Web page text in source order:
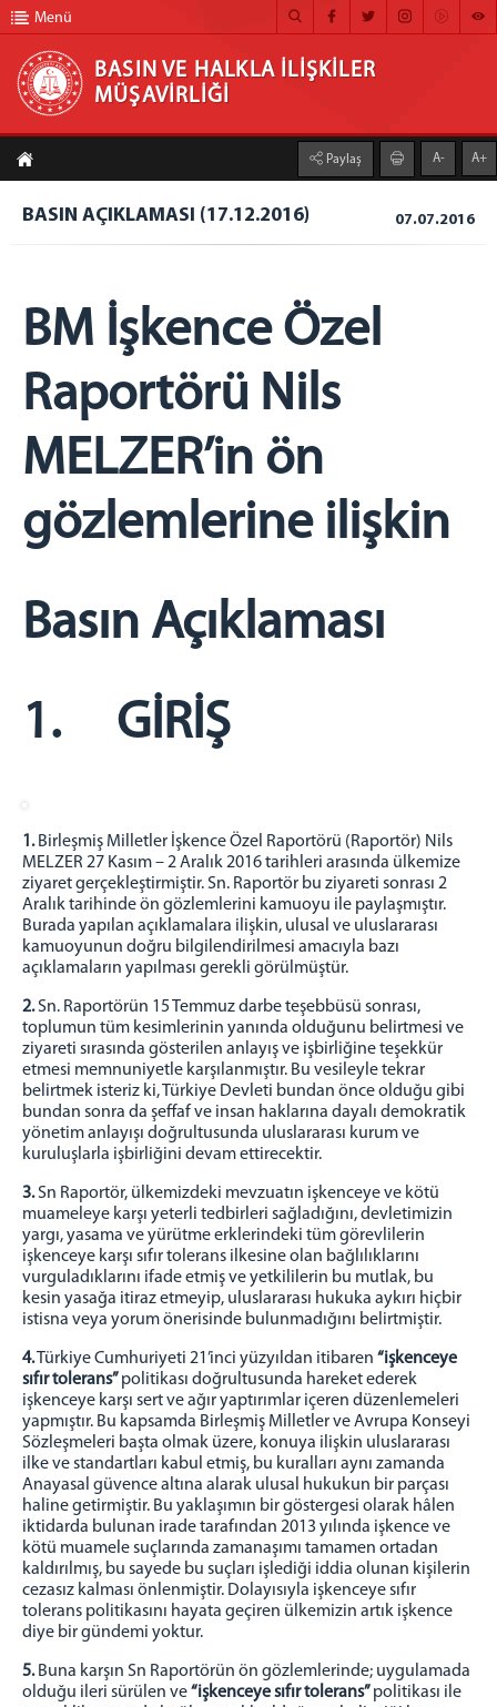
BASIN VE HALKLA İLİŞKİLER MÜŞAVİRLİĞİ
ANA SAYFA
MÜŞAVİRLİĞİMİZ
FOTOĞRAF ARŞİVİ
GÖRÜNTÜLÜ HABER
BÜLTEN
İLETİŞİM
Menü
BASIN VE HALKLA İLİŞKİLER
MÜŞAVİRLİĞİ
Paylaş A- A+
BASIN AÇIKLAMASI (17.12.2016) 07.07.2016
BM İşkence Özel
Raportörü Nils
MELZER’in ön
gözlemlerine ilişkin
Basın Açıklaması
1. GİRİŞ
1.Birleşmiş Milletler İşkence Özel Raportörü (Raportör) Nils
MELZER 27 Kasım – 2 Aralık 2016 tarihleri arasında ülkemize
ziyaret gerçekleştirmiştir. Sn. Raportör bu ziyareti sonrası 2
Aralık tarihinde ön gözlemlerini kamuoyu ile paylaşmıştır.
Burada yapılan açıklamalara ilişkin, ulusal ve uluslararası
kamuoyunun doğru bilgilendirilmesi amacıyla bazı
açıklamaların yapılması gerekli görülmüştür.
2.Sn. Raportörün 15 Temmuz darbe teşebbüsü sonrası,
toplumun tüm kesimlerinin yanında olduğunu belirtmesi ve
ziyareti sırasında gösterilen anlayış ve işbirliğine teşekkür
etmesi memnuniyetle karşılanmıştır. Bu vesileyle tekrar
belirtmek isteriz ki, Türkiye Devleti bundan önce olduğu gibi
bundan sonra da şeffaf ve insan haklarına dayalı demokratik
yönetim anlayışı doğrultusunda uluslararası kurum ve
kuruluşlarla işbirliğini devam ettirecektir.
3.Sn Raportör, ülkemizdeki mevzuatın işkenceye ve kötü
muameleye karşı yeterli tedbirleri sağladığını, devletimizin
yargı, yasama ve yürütme erklerindeki tüm görevlilerin
işkenceye karşı sıfır tolerans ilkesine olan bağlılıklarını
vurguladıklarını ifade etmiş ve yetkililerin bu mutlak, bu
kesin yasağa itiraz etmeyip, uluslararası hukuka aykırı hiçbir
istisna veya yorum önerisinde bulunmadığını belirtmiştir.
4.Türkiye Cumhuriyeti 21’inci yüzyıldan itibaren “işkenceye
sıfır tolerans”politikası doğrultusunda hareket ederek
işkenceye karşı sert ve ağır yaptırımlar içeren düzenlemeleri
yapmıştır. Bu kapsamda Birleşmiş Milletler ve Avrupa Konseyi
Sözleşmeleri başta olmak üzere, konuya ilişkin uluslararası
ilke ve standartları kabul etmiş, bu kuralları aynı zamanda
Anayasal güvence altına alarak ulusal hukukun bir parçası
haline getirmiştir. Bu yaklaşımın bir göstergesi olarak hâlen
iktidarda bulunan irade tarafından 2013 yılında işkence ve
kötü muamele suçlarında zamanaşımı tamamen ortadan
kaldırılmış, bu sayede bu suçları işlediği iddia olunan kişilerin
cezasız kalması önlenmiştir. Dolayısıyla işkenceye sıfır
tolerans politikasını hayata geçiren ülkemizin artık işkence
diye bir gündemi yoktur.
5.Buna karşın Sn Raportörün ön gözlemlerinde; uygulamada
olduğu ileri sürülen ve“işkenceye sıfır tolerans”politikası ile